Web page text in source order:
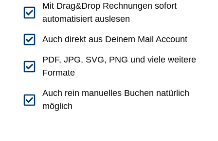
Mit Drag&Drop Rechnungen sofort
automatisiert auslesen
Auch direkt aus Deinem Mail Account
PDF, JPG, SVG, PNG und viele weitere
Formate
Auch rein manuelles Buchen natürlich
möglich